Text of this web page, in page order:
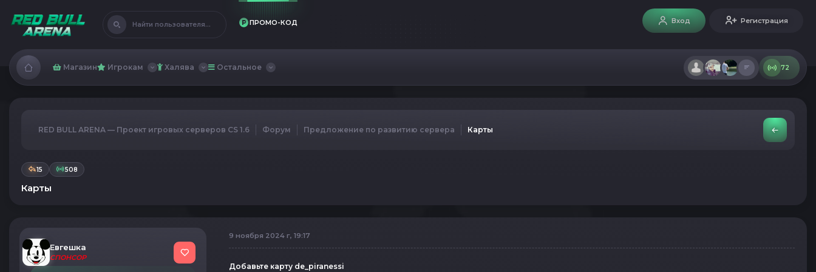
Найти пользователя... ПРОМО-КОД Вход Регистрация
Магазин Игрокам Халява Остальное 72
RED BULL ARENA — Проект игровых серверов CS 1.6 Форум Предложение по развитию сервера Карты
15 508
Карты
Евгешка
СПОНСОР
9 ноября 2024 г, 19:17
Добавьте карту de_piranessi